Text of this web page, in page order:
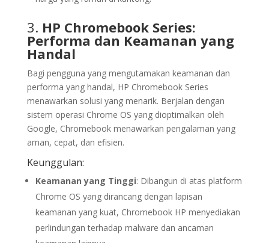
3. HP Chromebook Series:
Performa dan Keamanan yang
Handal
Bagi pengguna yang mengutamakan keamanan dan
performa yang handal, HP Chromebook Series
menawarkan solusi yang menarik. Berjalan dengan
sistem operasi Chrome OS yang dioptimalkan oleh
Google, Chromebook menawarkan pengalaman yang
aman, cepat, dan efisien.
Keunggulan:
Keamanan yang Tinggi: Dibangun di atas platform
Chrome OS yang dirancang dengan lapisan
keamanan yang kuat, Chromebook HP menyediakan
perlindungan terhadap malware dan ancaman